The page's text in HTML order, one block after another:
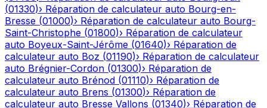
(01330)› Réparation de calculateur auto Bourg-en-
Bresse (01000)› Réparation de calculateur auto Bourg-
Saint-Christophe (01800)› Réparation de calculateur
auto Boyeux-Saint-Jérôme (01640)› Réparation de
calculateur auto Boz (01190)› Réparation de calculateur
auto Brégnier-Cordon (01300)› Réparation de
calculateur auto Brénod (01110)› Réparation de
calculateur auto Brens (01300)› Réparation de
calculateur auto Bresse Vallons (01340)› Réparation de